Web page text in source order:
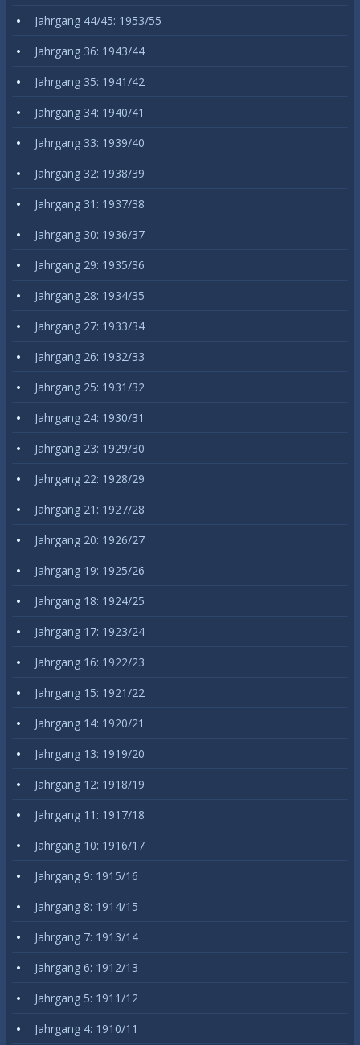
Jahrgang 44/45: 1953/55
Jahrgang 36: 1943/44
Jahrgang 35: 1941/42
Jahrgang 34: 1940/41
Jahrgang 33: 1939/40
Jahrgang 32: 1938/39
Jahrgang 31: 1937/38
Jahrgang 30: 1936/37
Jahrgang 29: 1935/36
Jahrgang 28: 1934/35
Jahrgang 27: 1933/34
Jahrgang 26: 1932/33
Jahrgang 25: 1931/32
Jahrgang 24: 1930/31
Jahrgang 23: 1929/30
Jahrgang 22: 1928/29
Jahrgang 21: 1927/28
Jahrgang 20: 1926/27
Jahrgang 19: 1925/26
Jahrgang 18: 1924/25
Jahrgang 17: 1923/24
Jahrgang 16: 1922/23
Jahrgang 15: 1921/22
Jahrgang 14: 1920/21
Jahrgang 13: 1919/20
Jahrgang 12: 1918/19
Jahrgang 11: 1917/18
Jahrgang 10: 1916/17
Jahrgang 9: 1915/16
Jahrgang 8: 1914/15
Jahrgang 7: 1913/14
Jahrgang 6: 1912/13
Jahrgang 5: 1911/12
Jahrgang 4: 1910/11